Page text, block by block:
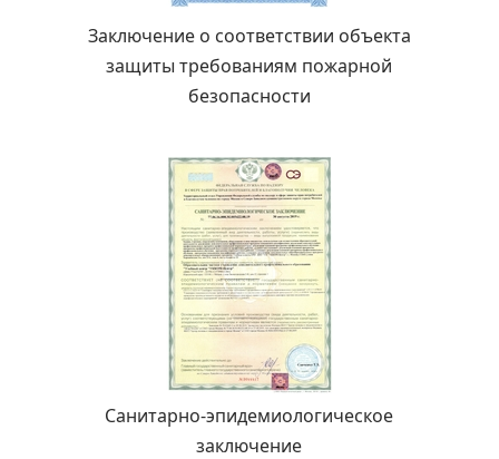
Заключение о соответствии объекта
защиты требованиям пожарной
безопасности
Санитарно-эпидемиологическое
заключение